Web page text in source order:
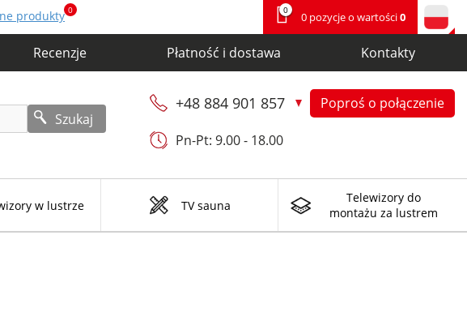
produkty 0 0 0 pozycje o wartości0
Recenzje Płatność i dostawa Kontakty
Szukaj
+48 884 901 857 Poproś o połączenie
Pn-Pt: 9.00 - 18.00
w lustrze TV sauna
Telewizory do
montażu za lustrem